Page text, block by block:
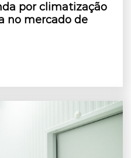
por climatização
no mercado de